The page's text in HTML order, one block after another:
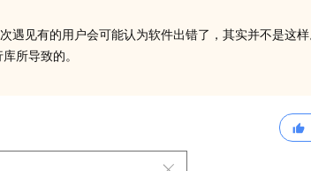
见有的用户会可能认为软件出错了，其实并不是这样
所导致的。